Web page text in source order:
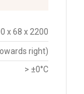
x 68 x 2200
right)
> ±0°C